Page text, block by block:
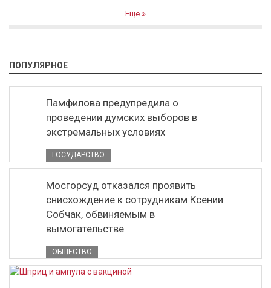
Ещё
ПОПУЛЯРНОЕ
Памфилова предупредила о
проведении думских выборов в
экстремальных условиях
ГОСУДАРСТВО
Мосгорсуд отказался проявить
снисхождение к сотрудникам Ксении
Собчак, обвиняемым в
вымогательстве
ОБЩЕСТВО